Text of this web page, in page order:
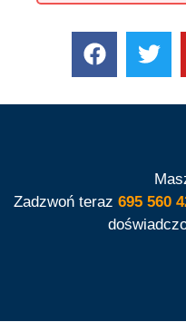
Zadzwoń teraz 695 560